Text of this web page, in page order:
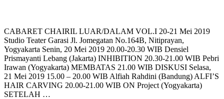
CABARET CHAIRIL LUAR/DALAM VOL.I 20-21 Mei 2019
Studio Teater Garasi Jl. Jomegatan No.164B, Nitiprayan,
Yogyakarta Senin, 20 Mei 2019 20.00-20.30 WIB Densiel
Prismayanti Lebang (Jakarta) INHIBITION 20.30-21.00 WIB Pebri
Irawan (Yogyakarta) MEMBATAS 21.00 WIB DISKUSI Selasa,
21 Mei 2019 15.00 – 20.00 WIB Alfiah Rahdini (Bandung) ALFI’S
HAIR CARVING 20.00-21.00 WIB ON Project (Yogyakarta)
SETELAH …